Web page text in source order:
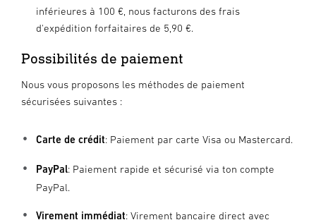
inférieures à 100 €, nous facturons des frais
d'expédition forfaitaires de 5,90 €.
Possibilités de paiement
Nous vous proposons les méthodes de paiement
sécurisées suivantes :
Carte de crédit: Paiement par carte Visa ou Mastercard.
PayPal: Paiement rapide et sécurisé via ton compte
PayPal.
Virement immédiat: Virement bancaire direct avec